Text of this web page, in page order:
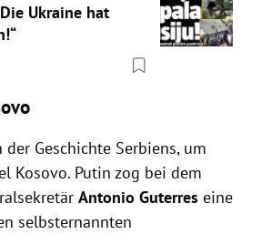
Ukraine hat
Geschichte Serbiens, um
Kosovo. Putin zog bei dem
Antonio Guterres eine
selbsternannten